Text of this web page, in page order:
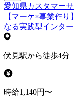
愛知県カスタマー
【マーケ×事業作
なる実践型インタ
伏見駅から徒歩4分
時給1,140円〜